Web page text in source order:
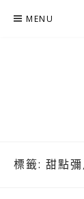
MENU
標籤: 甜點